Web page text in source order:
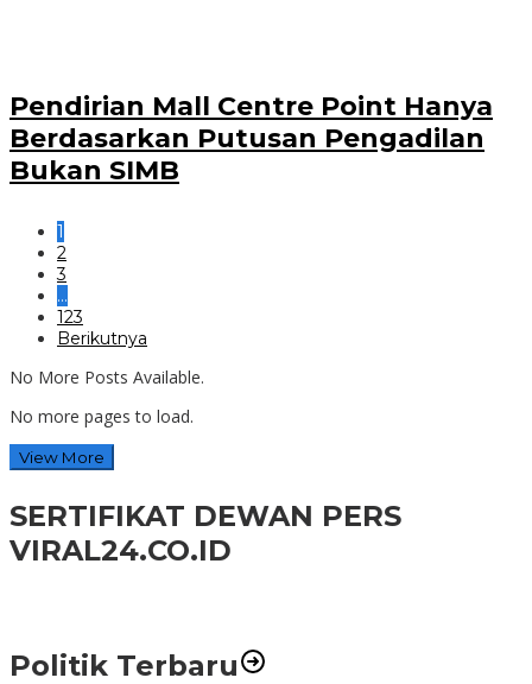
Pendirian Mall Centre Point Hanya
Berdasarkan Putusan Pengadilan
Bukan SIMB
1
2
3
…
123
Berikutnya
No More Posts Available.
No more pages to load.
View More
SERTIFIKAT DEWAN PERS
VIRAL24.CO.ID
Politik Terbaru